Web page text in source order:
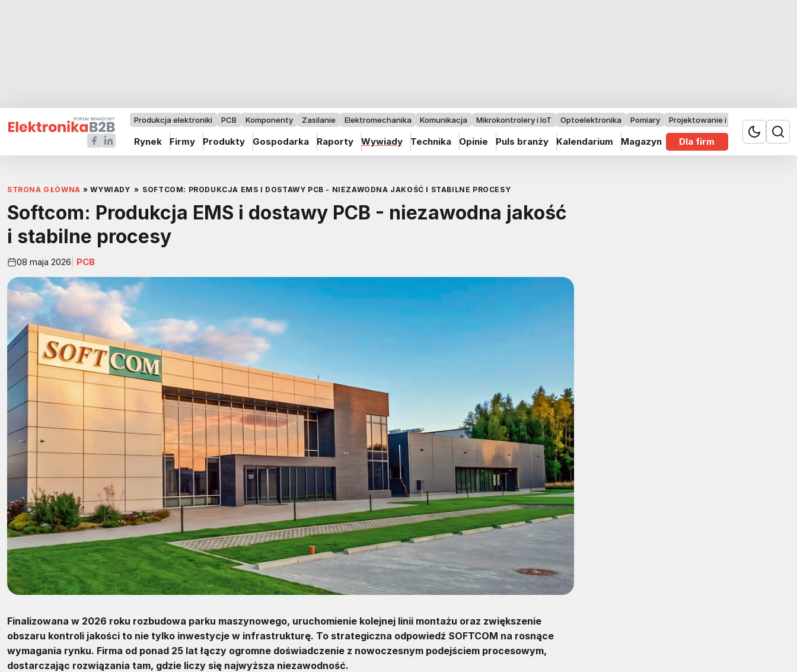
Produkcja elektroniki PCB Komponenty Zasilanie Elektromechanika Komunikacja Mikrokontrolery i IoT Optoelektronika Pomiary Projektowanie i badania
Rynek Firmy Produkty Gospodarka Raporty Wywiady Technika Opinie Puls branży Kalendarium Magazyn Dla firm
STRONA GŁÓWNA » WYWIADY » SOFTCOM: PRODUKCJA EMS I DOSTAWY PCB - NIEZAWODNA JAKOŚĆ I STABILNE PROCESY
Softcom: Produkcja EMS i dostawy PCB - niezawodna jakość
i stabilne procesy
08 maja 2026 PCB
Finalizowana w 2026 roku rozbudowa parku maszynowego, uruchomienie kolejnej linii montażu oraz zwiększenie
obszaru kontroli jakości to nie tylko inwestycje w infrastrukturę. To strategiczna odpowiedź SOFTCOM na rosnące
wymagania rynku. Firma od ponad 25 lat łączy ogromne doświadczenie z nowoczesnym podejściem procesowym,
dostarczając rozwiązania tam, gdzie liczy się najwyższa niezawodność.